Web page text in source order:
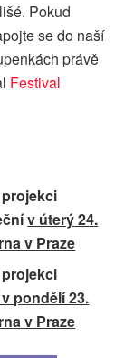
Pokud
se do naší
právě
Festival
v úterý 24.
v Praze
pondělí 23.
v Praze